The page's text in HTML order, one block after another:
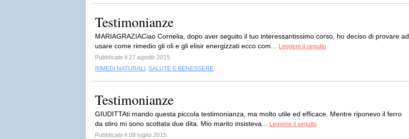
Testimonianze
MARIAGRAZIACiao Cornelia, dopo aver seguito il tuo interessantissimo corso, ho deciso di provare ad
usare come rimedio gli oli e gli elisir energizzati ecco com...
Leggere il seguito
Pubblicato il 27 agosto 2015
RIMEDI NATURALI , SALUTE E BENESSERE
Testimonianze
GIUDITTAti mando questa piccola testimonianza, ma molto utile ed efficace. Mentre riponevo il ferro
da stiro mi sono scottata due dita. Mio marito insisteva...
Leggere il seguito
Pubblicato il 08 luglio 2015